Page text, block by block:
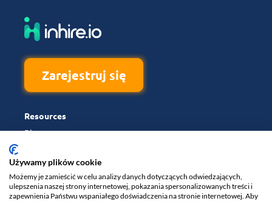
Zarejestruj się
Resources
Blog
Kalkulator wynagrodzeń
Raporty
Używamy plików cookie
Możemy je zamieścić w celu analizy danych dotyczących odwiedzających,
ulepszenia naszej strony internetowej, pokazania spersonalizowanych treści i
zapewnienia Państwu wspaniałego doświadczenia na stronie internetowej. Aby